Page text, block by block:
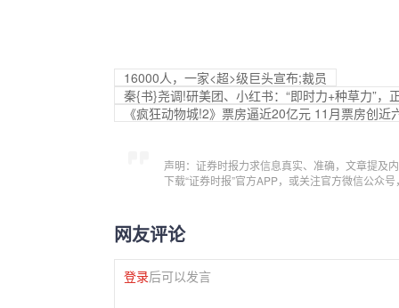
16000人，一家<超>级巨头宣布;裁员
秦{书}尧调!研美团、小红书：“即时力+种草力”，
《疯狂动物城!2》票房逼近20亿元 11月票房创近
声明：证券时报力求信息真实、准确，文章提及
下载“证券时报”官方APP，或关注官方微信公众
网友评论
登录后可以发言